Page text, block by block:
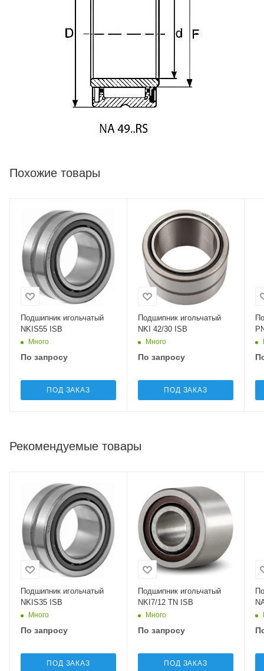
Похожие товары
Подшипник игольчатый
NKIS55 ISB
Много
По запросу
ПОД ЗАКАЗ
Подшипник игольчатый
NKI 42/30 ISB
Много
По запросу
ПОД ЗАКАЗ
Рекомендуемые товары
Подшипник игольчатый
NKIS35 ISB
Много
По запросу
ПОД ЗАКАЗ
Подшипник игольчатый
NKI7/12 TN ISB
Много
По запросу
ПОД ЗАКАЗ